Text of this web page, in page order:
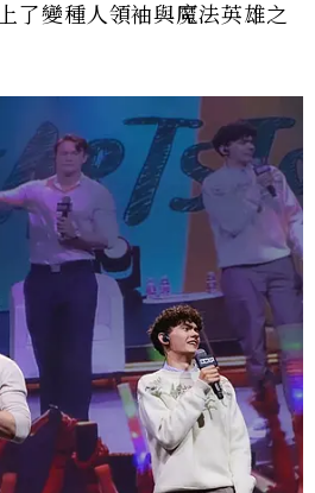
了變種人領袖與魔法英雄之